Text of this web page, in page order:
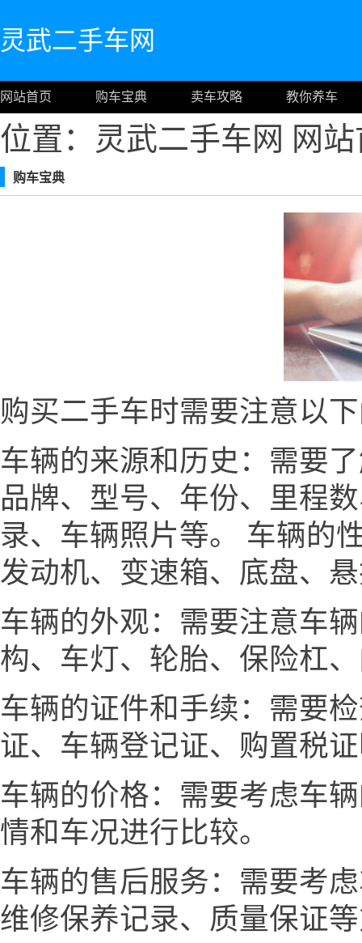
灵武二手车网
网站首页 购车宝典 卖车攻略 教你养车
位置：灵武二手车网 网
购车宝典
购买二手车时需要注意以
车辆的来源和历史：需要
品牌、型号、年份、里程
录、车辆照片等。 车辆的
发动机、变速箱、底盘、
车辆的外观：需要注意车
构、车灯、轮胎、保险杠
车辆的证件和手续：需要
证、车辆登记证、购置税
车辆的价格：需要考虑车
情和车况进行比较。
车辆的售后服务：需要考
维修保养记录、质量保证